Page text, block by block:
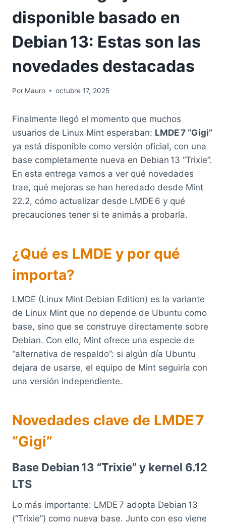
disponible basado en
Debian 13: Estas son las
novedades destacadas
Por Mauro octubre 17, 2025
Finalmente llegó el momento que muchos
usuarios de Linux Mint esperaban: LMDE 7 “Gigi”
ya está disponible como versión oficial, con una
base completamente nueva en Debian 13 “Trixie”.
En esta entrega vamos a ver qué novedades
trae, qué mejoras se han heredado desde Mint
22.2, cómo actualizar desde LMDE 6 y qué
precauciones tener si te animás a probarla.
¿Qué es LMDE y por qué
importa?
LMDE (Linux Mint Debian Edition) es la variante
de Linux Mint que no depende de Ubuntu como
base, sino que se construye directamente sobre
Debian. Con ello, Mint ofrece una especie de
“alternativa de respaldo”: si algún día Ubuntu
dejara de usarse, el equipo de Mint seguiría con
una versión independiente.
Novedades clave de LMDE 7
“Gigi”
Base Debian 13 “Trixie” y kernel 6.12
LTS
Lo más importante: LMDE 7 adopta Debian 13
(“Trixie”) como nueva base. Junto con eso viene